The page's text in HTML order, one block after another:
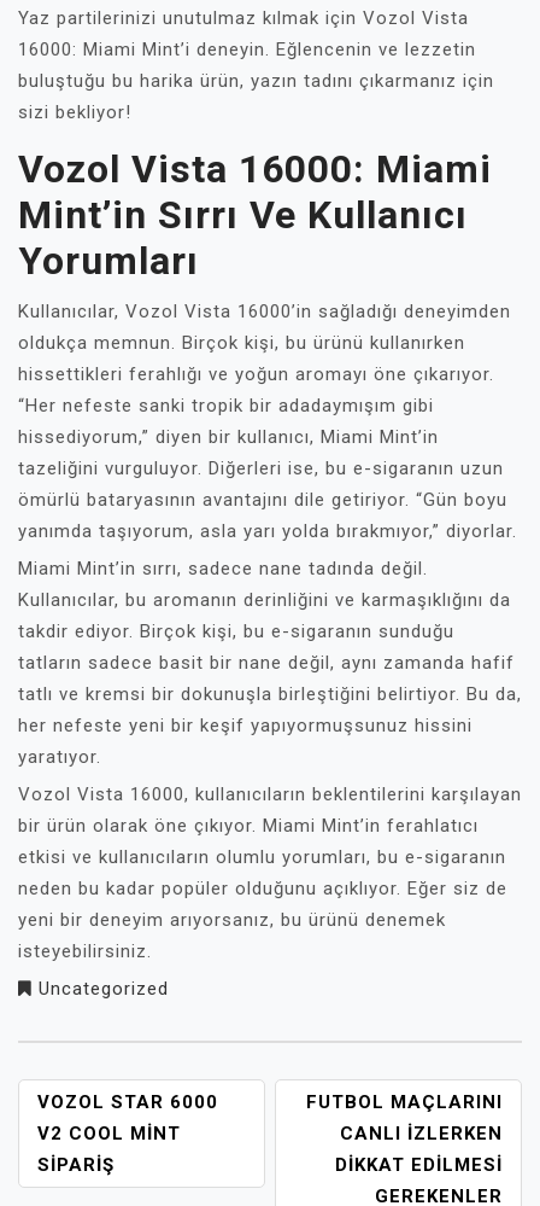
Yaz partilerinizi unutulmaz kılmak için Vozol Vista
16000: Miami Mint’i deneyin. Eğlencenin ve lezzetin
buluştuğu bu harika ürün, yazın tadını çıkarmanız için
sizi bekliyor!
Vozol Vista 16000: Miami
Mint’in Sırrı Ve Kullanıcı
Yorumları
Kullanıcılar, Vozol Vista 16000’in sağladığı deneyimden
oldukça memnun. Birçok kişi, bu ürünü kullanırken
hissettikleri ferahlığı ve yoğun aromayı öne çıkarıyor.
“Her nefeste sanki tropik bir adadaymışım gibi
hissediyorum,” diyen bir kullanıcı, Miami Mint’in
tazeliğini vurguluyor. Diğerleri ise, bu e-sigaranın uzun
ömürlü bataryasının avantajını dile getiriyor. “Gün boyu
yanımda taşıyorum, asla yarı yolda bırakmıyor,” diyorlar.
Miami Mint’in sırrı, sadece nane tadında değil.
Kullanıcılar, bu aromanın derinliğini ve karmaşıklığını da
takdir ediyor. Birçok kişi, bu e-sigaranın sunduğu
tatların sadece basit bir nane değil, aynı zamanda hafif
tatlı ve kremsi bir dokunuşla birleştiğini belirtiyor. Bu da,
her nefeste yeni bir keşif yapıyormuşsunuz hissini
yaratıyor.
Vozol Vista 16000, kullanıcıların beklentilerini karşılayan
bir ürün olarak öne çıkıyor. Miami Mint’in ferahlatıcı
etkisi ve kullanıcıların olumlu yorumları, bu e-sigaranın
neden bu kadar popüler olduğunu açıklıyor. Eğer siz de
yeni bir deneyim arıyorsanız, bu ürünü denemek
isteyebilirsiniz.
Uncategorized
YAZI
GEZINMESI
VOZOL STAR 6000
V2 COOL MINT
SIPARIŞ
FUTBOL MAÇLARINI
CANLI İZLERKEN
DIKKAT EDILMESI
GEREKENLER